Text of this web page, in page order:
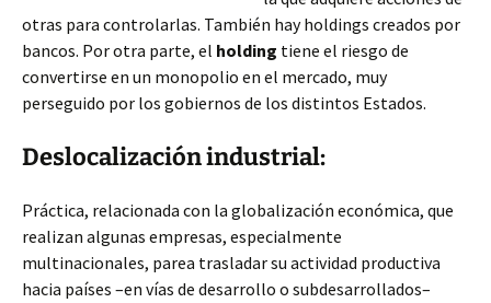
otras para controlarlas. También hay holdings creados por
bancos. Por otra parte, el holding tiene el riesgo de
convertirse en un monopolio en el mercado, muy
perseguido por los gobiernos de los distintos Estados.
Deslocalización industrial:
Práctica, relacionada con la globalización económica, que
realizan algunas empresas, especialmente
multinacionales, parea trasladar su actividad productiva
hacia países –en vías de desarrollo o subdesarrollados–